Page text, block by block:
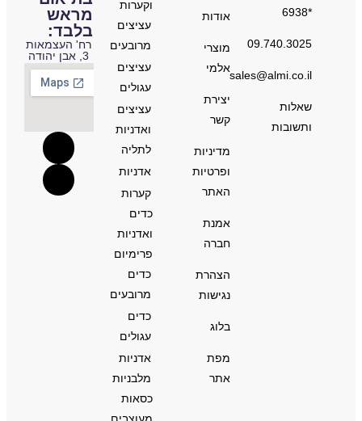
מראש
בלבד:
רח' העצמאות
3, אבן יהודה
וקערות
עציצים
מרובעים
עציצים
עגולים
עציצים
ואדניות
לתליה
אדניות
קערות
כדים
ואדניות
פרימיום
כדים
מרובעים
כדים
עגולים
אדניות
מלבניות
כסאות
אודות
מוצרי
אלמי
יצירת
קשר
מדיניות
ופרטיות
האתר
אמנת
חברה
הצהרת
נגישות
בלוג
מפת
אתר
*6938
09.740.3025
sales@almi.co.il
שאלות
ותשובות